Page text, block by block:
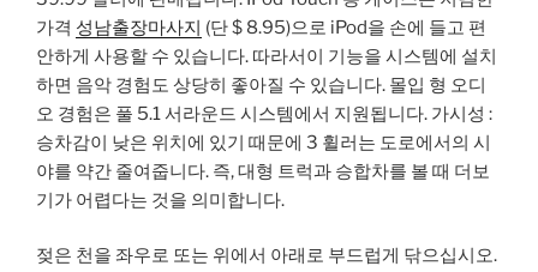
가격 성남출장마사지 (단 $ 8.95)으로 iPod을 손에 들고 편
안하게 사용할 수 있습니다. 따라서이 기능을 시스템에 설치
하면 음악 경험도 상당히 좋아질 수 있습니다. 몰입 형 오디
오 경험은 풀 5.1 서라운드 시스템에서 지원됩니다. 가시성 :
승차감이 낮은 위치에 있기 때문에 3 휠러는 도로에서의 시
야를 약간 줄여줍니다. 즉, 대형 트럭과 승합차를 볼 때 더보
기가 어렵다는 것을 의미합니다.
젖은 천을 좌우로 또는 위에서 아래로 부드럽게 닦으십시오.